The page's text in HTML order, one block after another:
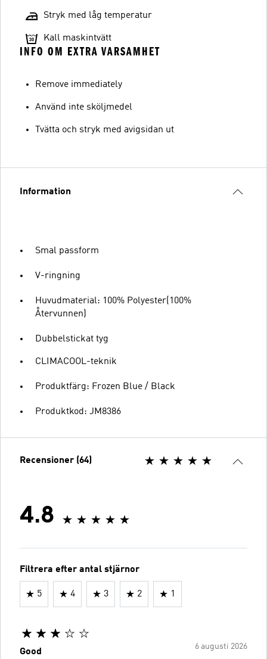
Stryk med låg temperatur
Kall maskintvätt
INFO OM EXTRA VARSAMHET
Remove immediately
Använd inte sköljmedel
Tvätta och stryk med avigsidan ut
Information
Smal passform
V-ringning
Huvudmaterial: 100% Polyester(100%
Återvunnen)
Dubbelstickat tyg
CLIMACOOL-teknik
Produktfärg: Frozen Blue / Black
Produktkod: JM8386
Recensioner (64)
4.8
Filtrera efter antal stjärnor
5 4 3 2 1
6 augusti 2026
Good